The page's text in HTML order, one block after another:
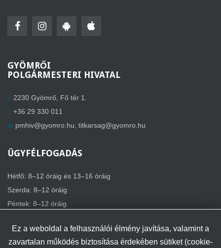
GYÖMRŐI
POLGÁRMESTERI HIVATAL
2230 Gyömrő, Fő tér 1.
+36 29 330 011
pmhiv@gyomro.hu titkarsag@gyomro.hu
ÜGYFÉLFOGADÁS
Hétfő: 8–12 óráig és 13–16 óráig
Szerda: 8–12 óráig
Péntek: 8–12 óráig
Ez a weboldal a felhasználói élmény javítása, valamint a
zavartalan működés biztosítása érdekében sütiket (cookie-